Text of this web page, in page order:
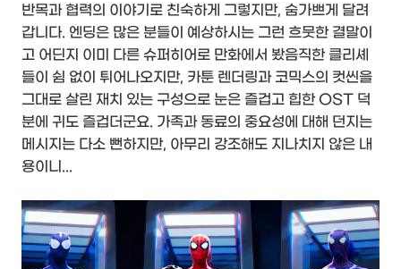
반목과 협력의 이야기로 친숙하게 그렇지만, 숨가쁘게 달려
갑니다. 엔딩은 많은 분들이 예상하시는 그런 흐뭇한 결말이
고 어딘지 이미 다른 슈퍼히어로 만화에서 봤음직한 클리셰
들이 쉼 없이 튀어나오지만, 카툰 렌더링과 코믹스의 컷씬을
그대로 살린 재치 있는 구성으로 눈은 즐겁고 힙한 OST 덕
분에 귀도 즐겁더군요. 가족과 동료의 중요성에 대해 던지는
메시지는 다소 뻔하지만, 아무리 강조해도 지나치지 않은 내
용이니...